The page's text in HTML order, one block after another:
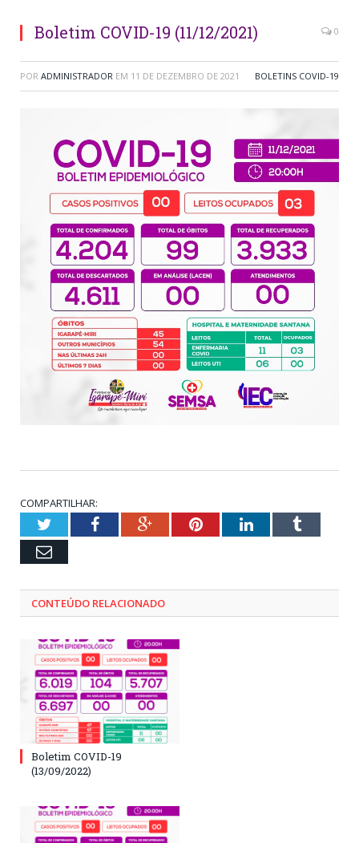
Boletim COVID-19 (11/12/2021) 0
POR ADMINISTRADOR EM 11 DE DEZEMBRO DE 2021 BOLETINS COVID-19
COMPARTILHAR:
TwitterFacebookGoogle+PinterestLinkedInTumblr
Email
CONTEÚDO RELACIONADO
Boletim COVID-19
(13/09/2022)